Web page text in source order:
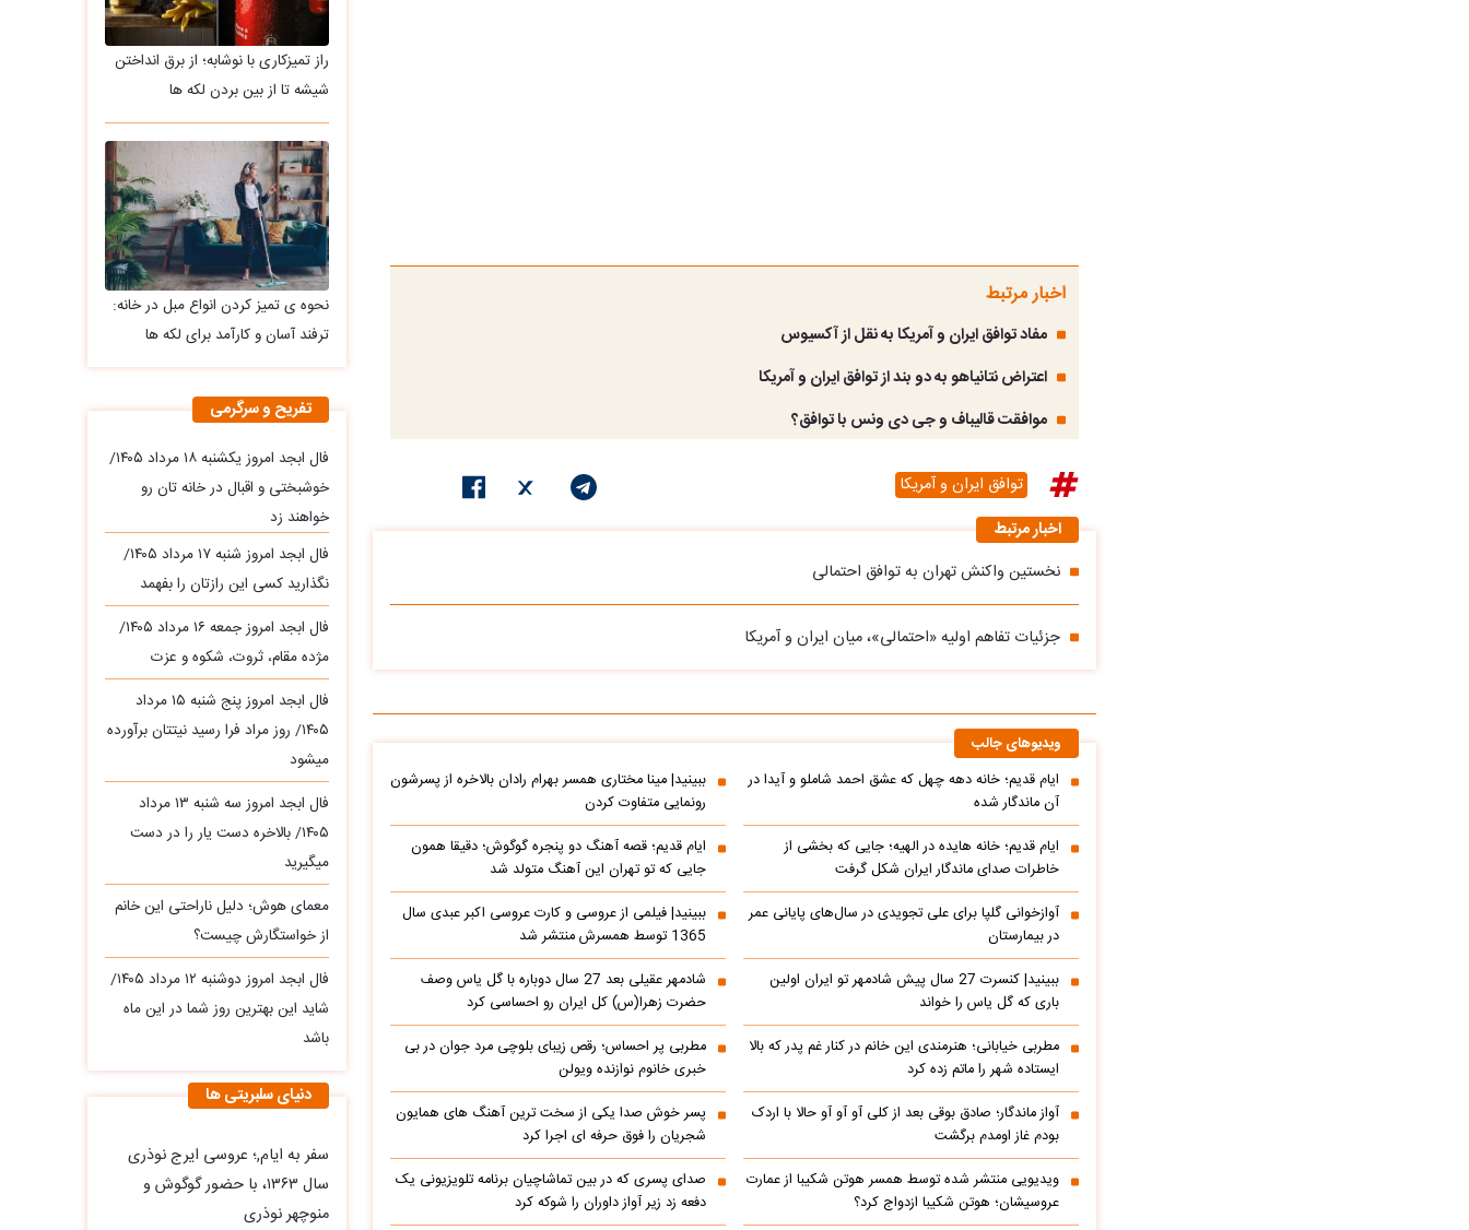
اخبار مرتبط
مفاد توافق ایران و آمریکا به نقل از آکسیوس
اعتراض نتانیاهو به دو بند از توافق ایران و آمریکا
موافقت قالیباف و جی دی ونس با توافق؟
توافق ایران و آمریکا
اخبار مرتبط
نخستین واکنش تهران به توافق احتمالی
جزئیات تفاهم اولیه «احتمالی»، میان ایران و آمریکا
ویدیوهای جالب
ایام قدیم؛ خانه دهه چهل که عشق احمد شاملو و آیدا در
آن ماندگار شده
ببینید| مینا مختاری همسر بهرام رادان بالاخره از پسرشون
رونمایی متفاوت کردن
ایام قدیم؛ خانه هایده در الهیه؛ جایی که بخشی از
خاطرات صدای ماندگار ایران شکل گرفت
ایام قدیم؛ قصه آهنگ دو پنجره گوگوش؛ دقیقا همون
جایی که تو تهران این آهنگ متولد شد
آوازخوانی گلپا برای علی تجویدی در سال‌های پایانی عمر
در بیمارستان
ببینید| فیلمی از عروسی و کارت عروسی اکبر عبدی سال
1365 توسط همسرش منتشر شد
ببینید| کنسرت 27 سال پیش شادمهر تو ایران اولین
باری که گل یاس را خواند
شادمهر عقیلی بعد 27 سال دوباره با گل یاس وصف
حضرت زهرا(س) کل ایران رو احساسی کرد
مطربی خیابانی؛ هنرمندی این خانم در کنار غم پدر که بالا
ایستاده شهر را ماتم زده کرد
مطربی پر احساس؛ رقص زیبای بلوچی مرد جوان در بی
خبری خانوم نوازنده ویولن
آواز ماندگار؛ صادق بوقی بعد از کلی آو آو آو حالا با اردک
بودم غاز اومدم برگشت
پسر خوش صدا یکی از سخت ترین آهنگ های همایون
شجریان را فوق حرفه ای اجرا کرد
ویدیویی منتشر شده توسط همسر هوتن شکیبا از عمارت
عروسیشان؛ هوتن شکیبا ازدواج کرد؟
صدای پسری که در بین تماشاچیان برنامه تلویزیونی یک
دفعه زد زیر آواز داوران را شوکه کرد
راز تمیزکاری با نوشابه؛ از برق انداختن
شیشه تا از بین بردن لکه ها
نحوه ی تمیز کردن انواع مبل در خانه:
ترفند آسان و کارآمد برای لکه ها
تفریح و سرگرمی
فال ابجد امروز یکشنبه ۱۸ مرداد ۱۴۰۵/
خوشبختی و اقبال در خانه تان رو
خواهند زد
فال ابجد امروز شنبه ۱۷ مرداد ۱۴۰۵/
نگذارید کسی این رازتان را بفهمد
فال ابجد امروز جمعه ۱۶ مرداد ۱۴۰۵/
مژده مقام، ثروت، شکوه و عزت
فال ابجد امروز پنج شنبه ۱۵ مرداد
۱۴۰۵/ روز مراد فرا رسید نیتتان برآورده
میشود
فال ابجد امروز سه‌ شنبه ۱۳ مرداد
۱۴۰۵/ بالاخره دست یار را در دست
میگیرید
معمای هوش؛ دلیل ناراحتی این خانم
از خواستگارش چیست؟
فال ابجد امروز دوشنبه ۱۲ مرداد ۱۴۰۵/
شاید این بهترین روز شما در این ماه
باشد
دنیای سلبریتی ها
سفر به ایام,؛ عروسی ایرج نوذری
سال ۱۳۶۳، با حضور گوگوش و
منوچهر نوذری